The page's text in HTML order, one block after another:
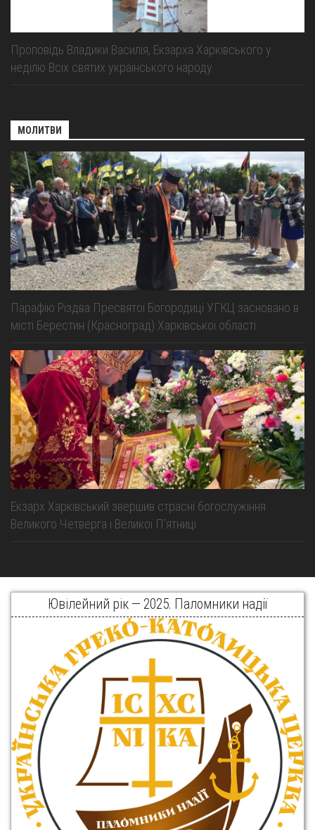
Проповідь Владики Василія, Екзарха Харківського у
неділю Всіх святих українського народу
МОЛИТВИ
Парафію Різдва Пресвятої Богородиці УГКЦ засновано в
місті Берестин (Красноград) Харківської області
Екзарх Харківський звершив страсні богослужіння
Великого Четверга і Великої Пʼятниці
Ювілейний рік — 2025. Паломники надії